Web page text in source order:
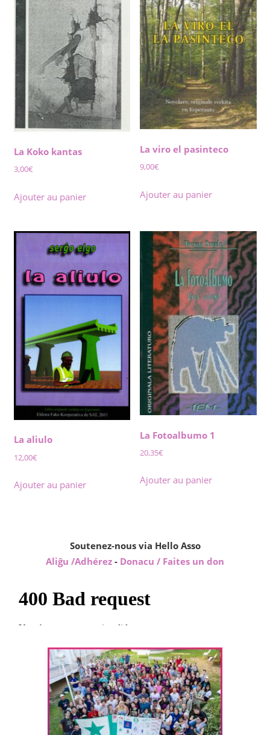
La Koko kantas
3,00€
Ajouter au panier
La viro el pasinteco
9,00€
Ajouter au panier
La aliulo
12,00€
Ajouter au panier
La Fotoalbumo 1
20,35€
Ajouter au panier
Soutenez-nous via Hello Asso
Aliĝu /Adhérez - Donacu / Faites un don